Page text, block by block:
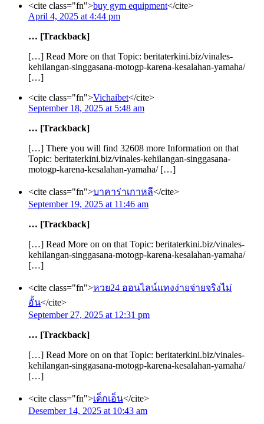
<cite class="fn">buy gym equipment</cite>
April 4, 2025 at 4:44 pm
… [Trackback]
[…] Read More on that Topic: beritaterkini.biz/vinales-
kehilangan-singgasana-motogp-karena-kesalahan-yamaha/
[…]
<cite class="fn">Vichaibet</cite>
September 18, 2025 at 5:48 am
… [Trackback]
[…] There you will find 32608 more Information on that
Topic: beritaterkini.biz/vinales-kehilangan-singgasana-
motogp-karena-kesalahan-yamaha/ […]
<cite class="fn">บาคาร่าเกาหลี</cite>
September 19, 2025 at 11:46 am
… [Trackback]
[…] Read More on on that Topic: beritaterkini.biz/vinales-
kehilangan-singgasana-motogp-karena-kesalahan-yamaha/
[…]
<cite class="fn">หวย24 ออนไลน์แทงง่ายจ่ายจริงไม่
อั้น</cite>
September 27, 2025 at 12:31 pm
… [Trackback]
[…] Read More on on that Topic: beritaterkini.biz/vinales-
kehilangan-singgasana-motogp-karena-kesalahan-yamaha/
[…]
<cite class="fn">เด็กเอ็น</cite>
Desember 14, 2025 at 10:43 am